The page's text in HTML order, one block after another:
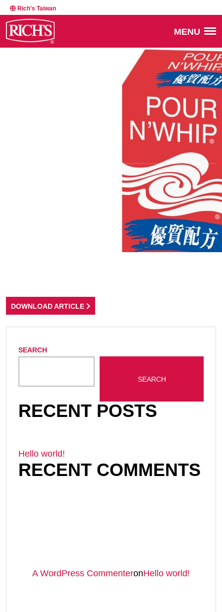
Rich's Taiwan
MENU
DOWNLOAD ARTICLE
SEARCH
SEARCH
RECENT POSTS
Hello world!
RECENT COMMENTS
A WordPress CommenteronHello world!